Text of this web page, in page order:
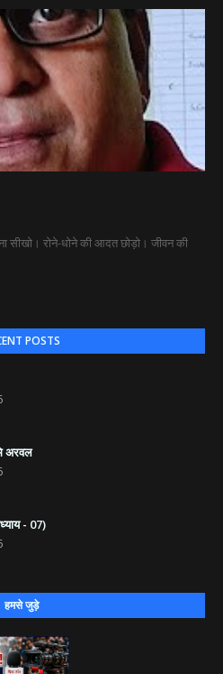
सीखो। रोने-धोने की आदत छोड़ो। जीवन की
POSTS
अरवल
- 07)
हमसे जुड़े